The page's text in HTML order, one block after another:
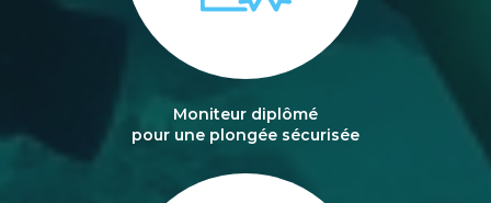
Moniteur diplômé
pour une plongée sécurisée